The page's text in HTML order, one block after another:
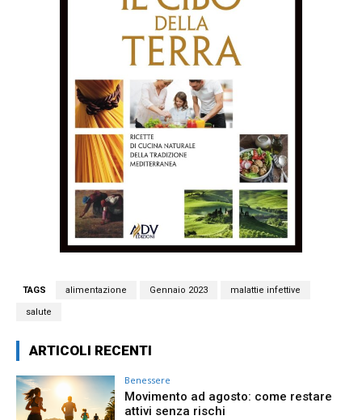
TAGS alimentazione Gennaio 2023 malattie infettive
salute
ARTICOLI RECENTI
Benessere
Movimento ad agosto: come restare
attivi senza rischi